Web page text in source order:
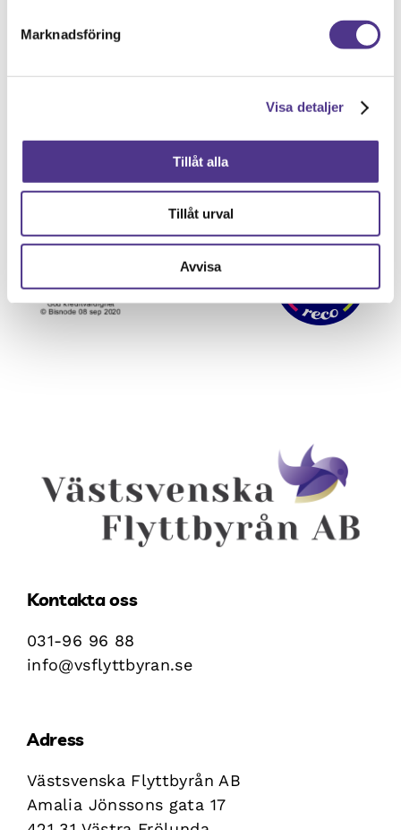
Marknadsföring
Visa detaljer
Tillåt alla
Tillåt urval
Avvisa
Vi har alla tillstånd och försäkringar i
ordning så att du i lugn och ro kan
Kontakta oss
031-96 96 88
info@vsflyttbyran.se
Adress
Västsvenska Flyttbyrån AB
Amalia Jönssons gata 17